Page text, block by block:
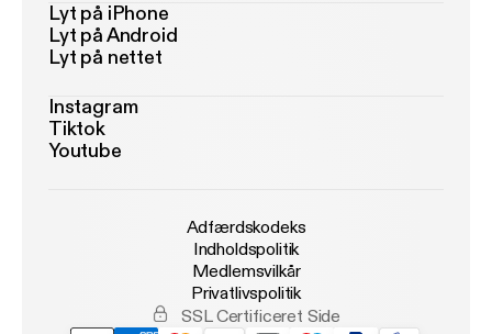
Lyt på iPhone
Lyt på Android
Lyt på nettet
Instagram
Tiktok
Youtube
Adfærdskodeks
Indholdspolitik
Medlemsvilkår
Privatlivspolitik
SSL Certificeret Side